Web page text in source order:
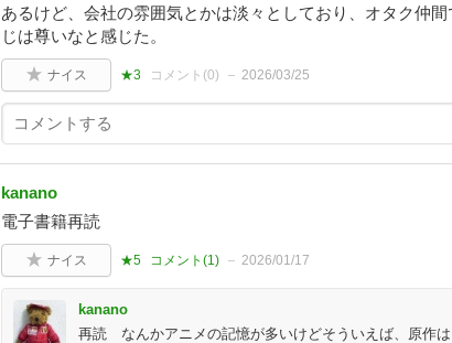
あるけど、会社の雰囲気とかは淡々としており、オタク仲
じは尊いなと感じた。
ナイス ★3 コメント(0) 2026/03/25
kanano
電子書籍再読
ナイス ★5 コメント(1) 2026/01/17
kanano
再読 なんかアニメの記憶が多いけどそういえば、原作